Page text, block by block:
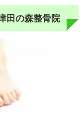
田の森整骨院